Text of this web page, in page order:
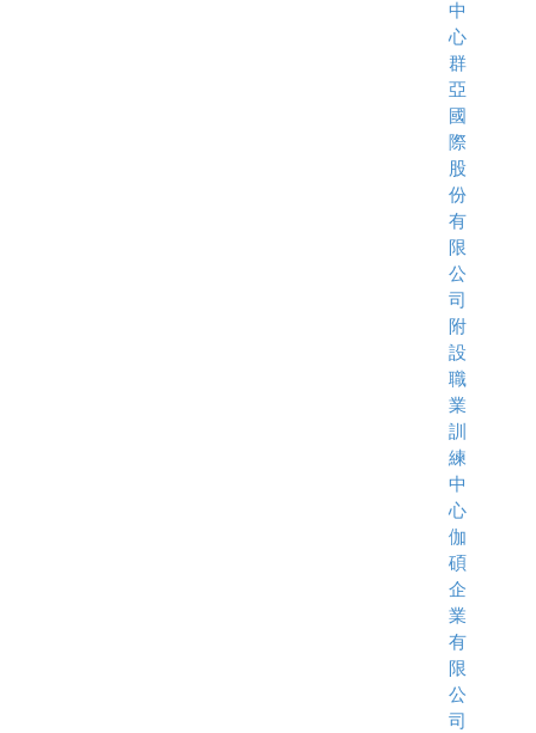
中
心
群
亞
國
際
股
份
有
限
公
司
附
設
職
業
訓
練
中
心
伽
碩
企
業
有
限
公
司